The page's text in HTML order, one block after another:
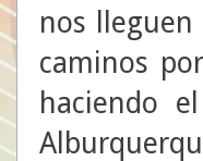
nos lleguen
caminos
haciendo